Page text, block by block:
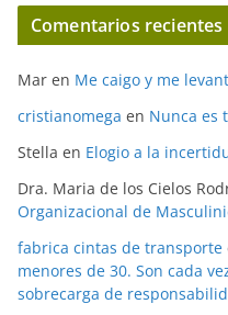
Comentarios recientes
Mar en Me caigo y me
cristianomega en Nunca es
Stella en Elogio a la
Dra. Maria de los Cielos
Organizacional de
fabrica cintas de transporte
menores de 30. Son cada
sobrecarga de